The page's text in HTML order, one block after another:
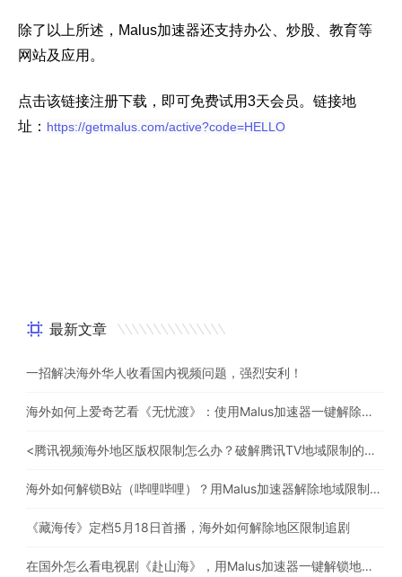
除了以上所述，Malus加速器还支持办公、炒股、教育等
网站及应用。
点击该链接注册下载，即可免费试用3天会员。链接地
址： https://getmalus.com/active?code=HELLO
最新文章
一招解决海外华人收看国内视频问题，强烈安利！
海外如何上爱奇艺看《无忧渡》：使用Malus加速器一键解除地域限制
<腾讯视频海外地区版权限制怎么办？破解腾讯TV地域限制的办法>
海外如何解锁B站（哔哩哔哩）？用Malus加速器解除地域限制，一键流畅追番
《藏海传》定档5月18日首播，海外如何解除地区限制追剧
在国外怎么看电视剧《赴山海》，用Malus加速器一键解锁地区限制